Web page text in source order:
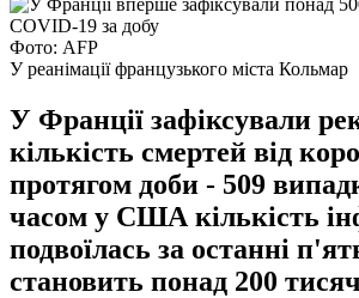
Фото: AFP
У реанімації французького міста Кольмар
У Франції зафіксували
кількість смертей від
протягом доби - 509
часом у США кількість
подвоїлась за останні
становить понад 200